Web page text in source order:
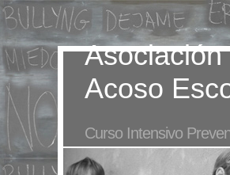
Acoso
Curso Intensivo